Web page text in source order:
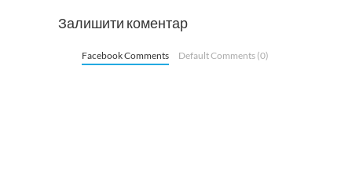
Залишити коментар
Facebook Comments Default Comments (0)